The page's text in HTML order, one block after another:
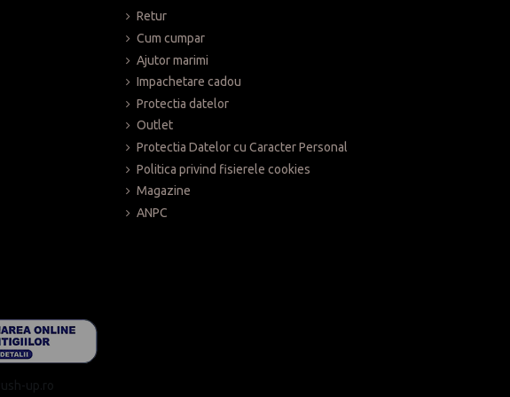
cu ridicata va rugam trimiteti email la distributie@push-up.ro
va faceti cumparaturile de la profesionisti cu experienta si conduita exemplara.
Retur
Cum cumpar
Ajutor marimi
Impachetare cadou
Protectia datelor
Outlet
Protectia Datelor cu Caracter Personal
Politica privind fisierele cookies
Magazine
ANPC
up.ro